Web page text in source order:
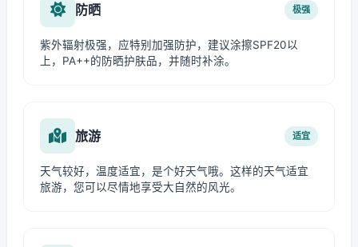
防晒 极强
紫外辐射极强，应特别加强防护，建议涂擦SPF20以
上，PA++的防晒护肤品，并随时补涂。
旅游 适宜
天气较好，温度适宜，是个好天气哦。这样的天气适宜
旅游，您可以尽情地享受大自然的风光。